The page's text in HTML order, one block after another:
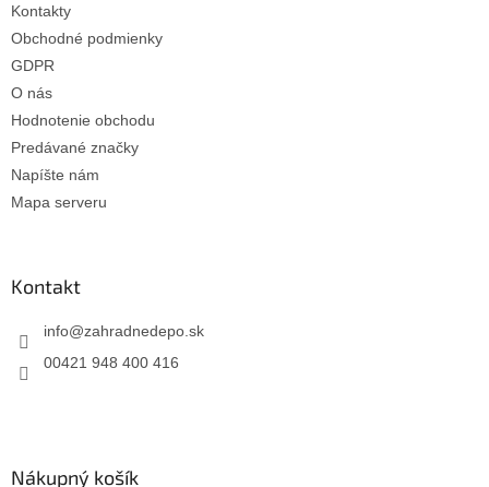
Kontakty
Obchodné podmienky
GDPR
O nás
Hodnotenie obchodu
Predávané značky
Napíšte nám
Mapa serveru
Kontakt
info@zahradnedepo.sk
00421 948 400 416
Nákupný košík